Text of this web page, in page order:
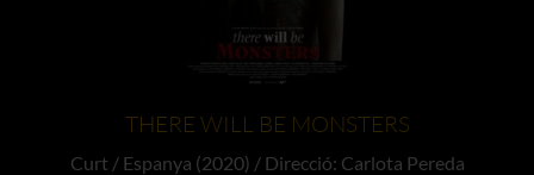
THERE WILL BE MONSTERS
Curt / Espanya (2020) / Direcció: Carlota Pereda